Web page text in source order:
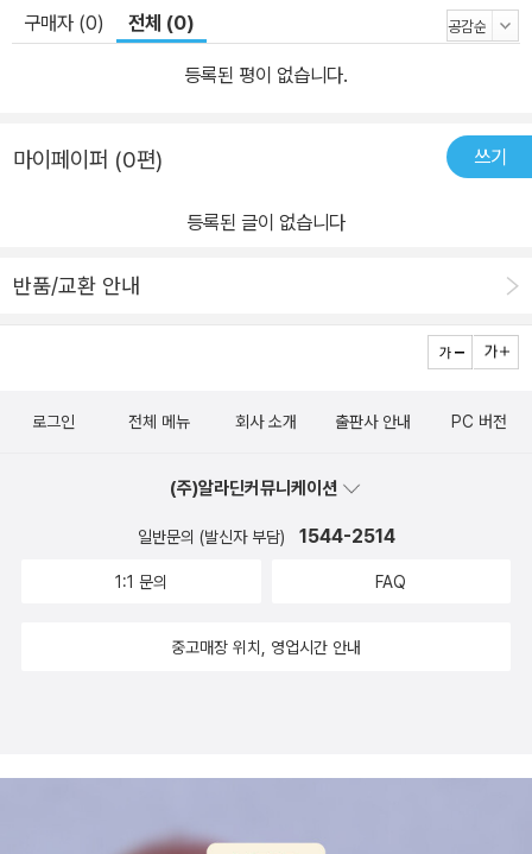
식으로 어우러져 기능을 발휘하는지 이해를 돕는 것이 그 목적이다.
구매자 (0) 전체 (0)
등록된 평이 없습니다.
마이페이퍼 (0편) 쓰기
등록된 글이 없습니다
반품/교환 안내
로그인 전체 메뉴 회사 소개 출판사 안내 PC 버전
(주)알라딘커뮤니케이션
일반문의 (발신자 부담) 1544-2514
1:1 문의 FAQ
중고매장 위치, 영업시간 안내